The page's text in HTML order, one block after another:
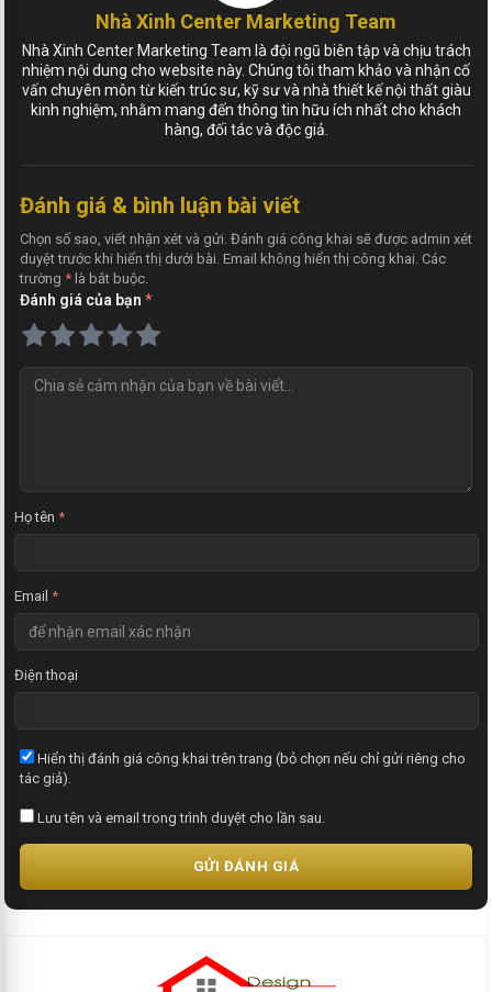
Nhà Xinh Center Marketing Team
Nhà Xinh Center Marketing Team là đội ngũ biên tập và chịu trách
nhiệm nội dung cho website này. Chúng tôi tham khảo và nhận cố
vấn chuyên môn từ kiến trúc sư, kỹ sư và nhà thiết kế nội thất giàu
kinh nghiệm, nhằm mang đến thông tin hữu ích nhất cho khách
hàng, đối tác và độc giả.
Đánh giá & bình luận bài viết
Chọn số sao, viết nhận xét và gửi. Đánh giá công khai sẽ được admin xét
duyệt trước khi hiển thị dưới bài. Email không hiển thị công khai. Các
trường * là bắt buộc.
Đánh giá của bạn *
Họ tên *
Email *
Điện thoại
Hiển thị đánh giá công khai trên trang (bỏ chọn nếu chỉ gửi riêng cho
tác giả).
Lưu tên và email trong trình duyệt cho lần sau.
GỬI ĐÁNH GIÁ